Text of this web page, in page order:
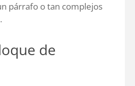
párrafo o tan complejos
de